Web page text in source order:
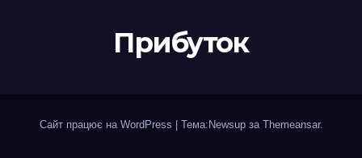
Прибуток
Сайт працює на WordPress Тема:Newsup за Themeansar.